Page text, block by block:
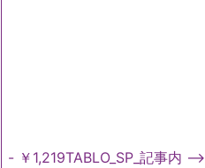
- ￥1,219TABLO_SP_記事内 -->